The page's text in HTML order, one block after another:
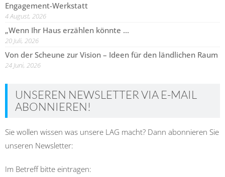
Engagement-Werkstatt
4 August, 2026
„Wenn Ihr Haus erzählen könnte …
20 Juli, 2026
Von der Scheune zur Vision – Ideen für den ländlichen Raum
24 Juni, 2026
UNSEREN NEWSLETTER VIA E-MAIL
ABONNIEREN!
Sie wollen wissen was unsere LAG macht? Dann abonnieren Sie
unseren Newsletter:
Im Betreff bitte eintragen: